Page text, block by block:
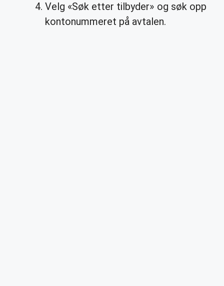
Velg «Søk etter tilbyder» og søk opp
kontonummeret på avtalen.